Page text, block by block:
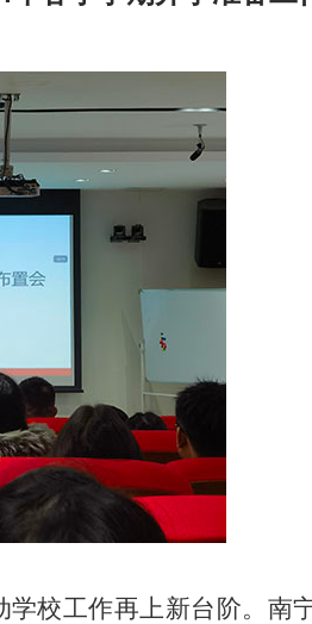
学校工作再上新台阶。南